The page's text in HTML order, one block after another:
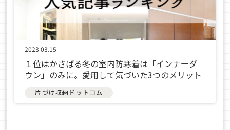
2023.03.15
１位はかさばる冬の室内防寒着は「インナーダ
ウン」のみに。愛用して気づいた3つのメリット
片づけ収納ドットコム